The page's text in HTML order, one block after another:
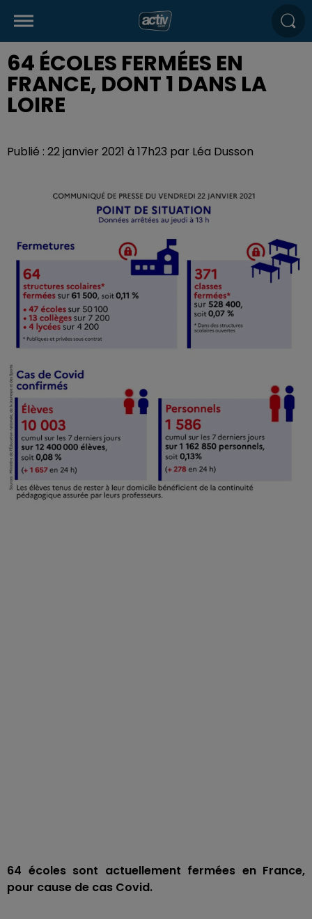
64 ÉCOLES FERMÉES EN
FRANCE, DONT 1 DANS LA
LOIRE
Publié : 22 janvier 2021 à 17h23 par Léa Dusson
64 écoles sont actuellement fermées en France,
pour cause de cas Covid.